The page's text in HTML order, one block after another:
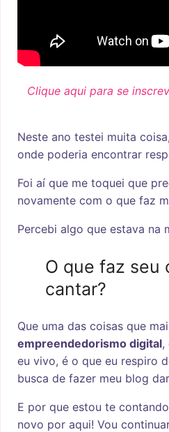
Clique aqui para se
Neste ano testei muita
onde poderia encontrar
Foi aí que me toquei que
novamente com o que faz
Percebi algo que estava na
O que faz seu
cantar?
Que uma das coisas que
empreendedorismo digital,
eu vivo, é o que eu respiro
busca de fazer meu blog
E por que estou te
novo por aqui! Vou